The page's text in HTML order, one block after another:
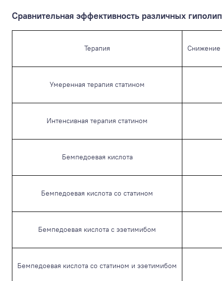
Сравнительная эффективность различных
Терапия Снижение
Умеренная терапия статином
Интенсивная терапия статином
Бемпедоевая кислота
Бемпедоевая кислота со статином
Бемпедоевая кислота с эзетимибом
Бемпедоевая кислота со статином и эзетимибом